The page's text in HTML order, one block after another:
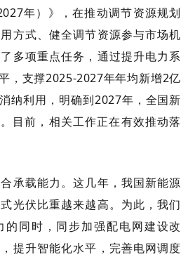
年）》，在推动调节资源规划
方式、健全调节资源参与市场机
多项重点任务，通过提升电力系
，支撑2025-2027年年均新增2亿
纳利用，明确到2027年，全国新
目前，相关工作正在有效推动落
承载能力。这几年，我国新能源
光伏比重越来越高。为此，我们
同时，同步加强配电网建设改
提升智能化水平，完善电网调度